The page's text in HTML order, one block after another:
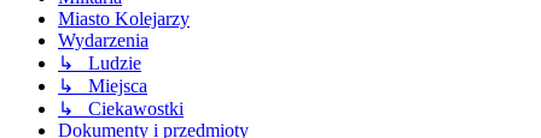
Miasto Kolejarzy
Wydarzenia
↳ Ludzie
↳ Miejsca
↳ Ciekawostki
Dokumenty i przedmioty